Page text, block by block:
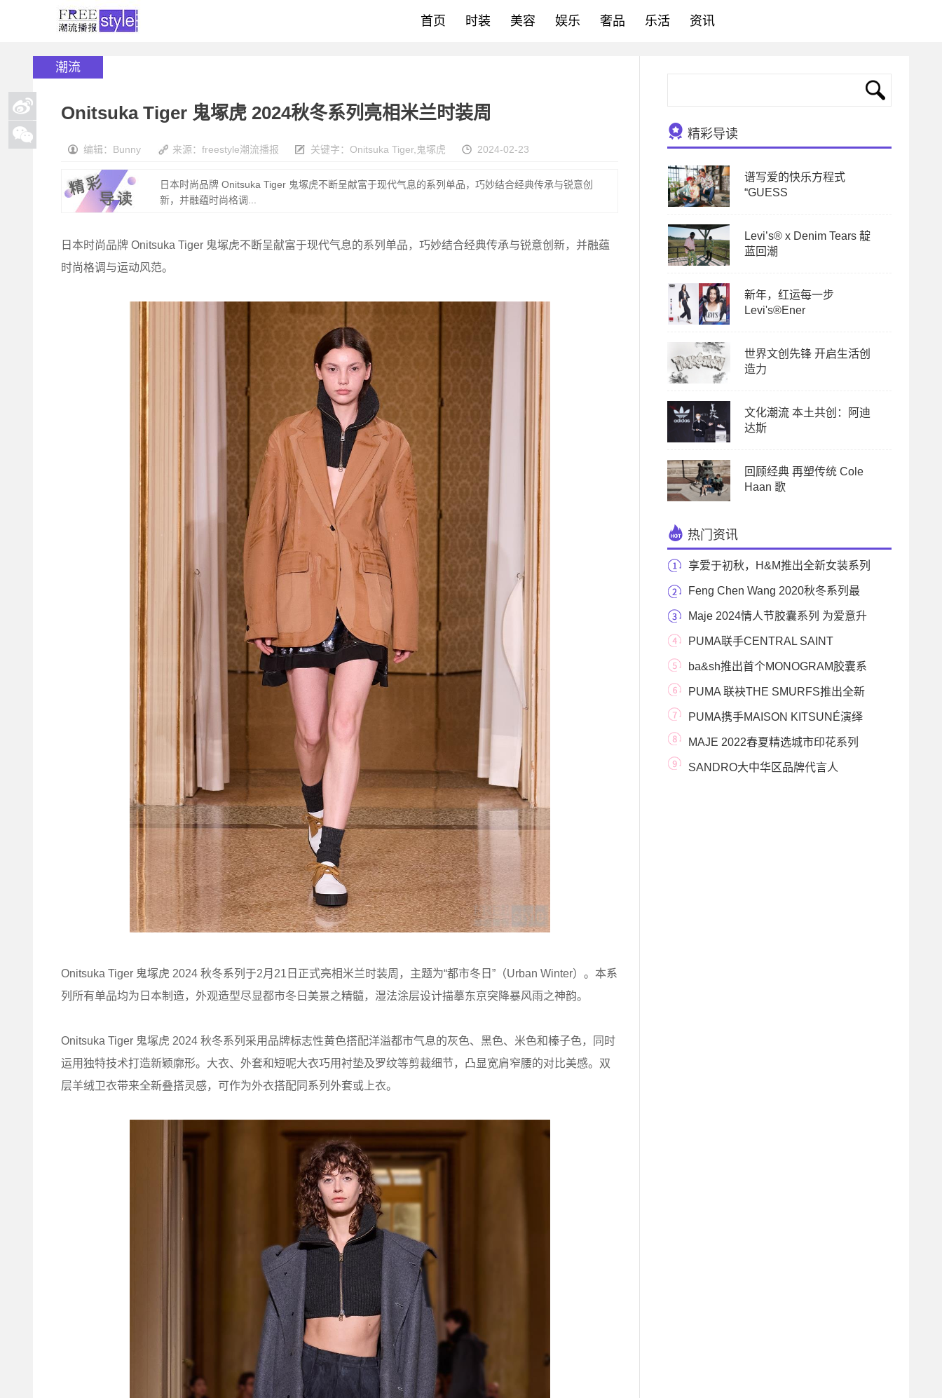
首页 时装 美容 娱乐 奢品 乐活 资讯
潮流
Onitsuka Tiger 鬼塚虎 2024秋冬系列亮相米兰时装周
编辑：Bunny 来源：freestyle潮流播报 关键字： Onitsuka Tiger, 鬼塚虎 2024-02-23
日本时尚品牌 Onitsuka Tiger 鬼塚虎不断呈献富于现代气息的系列单品，巧妙结合经典传承与锐意创
新，并融蕴时尚格调...
日本时尚品牌 Onitsuka Tiger 鬼塚虎不断呈献富于现代气息的系列单品，巧妙结合经典传承与锐意创新，并融蕴
时尚格调与运动风范。
Onitsuka Tiger 鬼塚虎 2024 秋冬系列于2月21日正式亮相米兰时装周，主题为“都市冬日”（Urban Winter）。本系
列所有单品均为日本制造，外观造型尽显都市冬日美景之精髓，湿法涂层设计描摹东京突降暴风雨之神韵。
Onitsuka Tiger 鬼塚虎 2024 秋冬系列采用品牌标志性黄色搭配洋溢都市气息的灰色、黑色、米色和榛子色，同时
运用独特技术打造新颖廓形。大衣、外套和短呢大衣巧用衬垫及罗纹等剪裁细节，凸显宽肩窄腰的对比美感。双
层羊绒卫衣带来全新叠搭灵感，可作为外衣搭配同系列外套或上衣。
精彩导读
谱写爱的快乐方程式
“GUESS
Levi’s® x Denim Tears 靛
蓝回潮
新年，红运每一步
Levi's®Ener
世界文创先锋 开启生活创
造力
文化潮流 本土共创：阿迪
达斯
回顾经典 再塑传统 Cole
Haan 歌
热门资讯
享爱于初秋，H&M推出全新女装系列
Feng Chen Wang 2020秋冬系列最
新概念片释出
Maje 2024情人节胶囊系列 为爱意升
温，解锁心动穿
PUMA联手CENTRAL SAINT
MARTINS首推Day Zero环保联名系列
ba&sh推出首个MONOGRAM胶囊系
列 PUMA 联袂THE SMURFS推出全新
联名系列 碰撞童趣，玩
PUMA携手MAISON KITSUNÉ演绎
运动风格中的优雅日常
MAJE 2022春夏精选城市印花系列
SANDRO大中华区品牌代言人